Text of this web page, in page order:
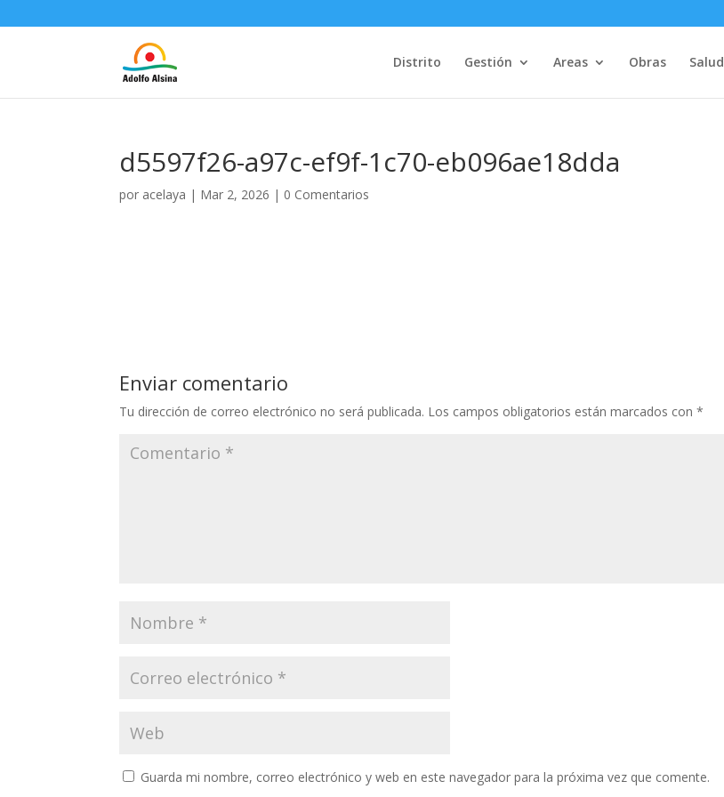
Distrito Gestión Areas Obras Salud
d5597f26-a97c-ef9f-1c70-eb096ae18dda
por acelaya | Mar 2, 2026 | 0 Comentarios
Enviar comentario
Tu dirección de correo electrónico no será publicada. Los campos obligatorios están marcados con*
Guarda mi nombre, correo electrónico y web en este navegador para la próxima vez que comente.